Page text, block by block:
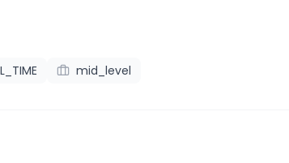
mid_level